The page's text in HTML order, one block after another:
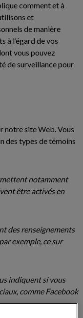
comment et à
et
de manière
à l’égard de vos
vous pouvez
de surveillance pour
notre site Web. Vous
des types de témoins
notamment
être activés en
des renseignements
exemple, ce sur
indiquent si vous
comme Facebook